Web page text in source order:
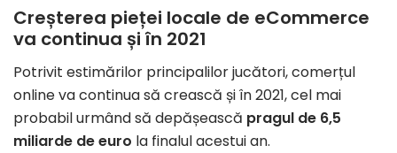
Creșterea pieței locale de eCommerce
va continua și în 2021
Potrivit estimărilor principalilor jucători, comerțul
online va continua să crească și în 2021, cel mai
probabil urmând să depășească pragul de 6,5
miliarde de euro la finalul acestui an.